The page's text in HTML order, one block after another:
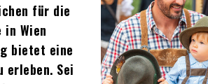
für die
Wien
bietet eine
erleben. Sei